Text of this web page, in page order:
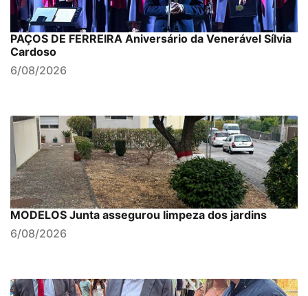
PAÇOS DE FERREIRA Aniversário da Venerável Sílvia
Cardoso
6/08/2026
MODELOS Junta assegurou limpeza dos jardins
6/08/2026